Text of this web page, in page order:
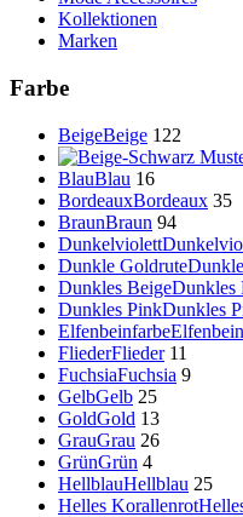
Kollektionen
Marken
Farbe
BeigeBeige 122
BlauBlau 16
BordeauxBordeaux 35
BraunBraun 94
Dunkelviolett
Dunkle Goldrute
Dunkles BeigeDunkles
Dunkles PinkDunkles
Elfenbeinfarbe
FliederFlieder 11
FuchsiaFuchsia 9
GelbGelb 25
GoldGold 13
GrauGrau 26
GrünGrün 4
HellblauHellblau 25
Helles Korallenrot